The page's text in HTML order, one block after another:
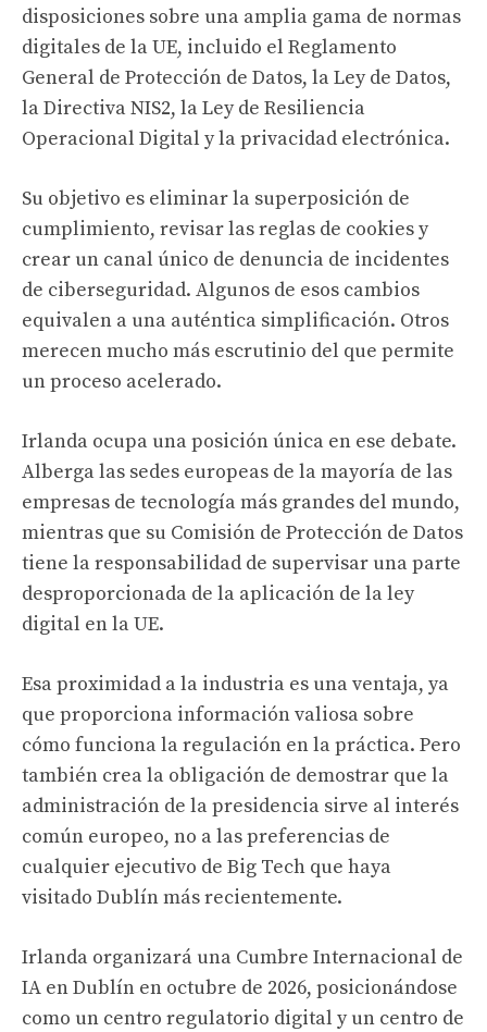
disposiciones sobre una amplia gama de normas
digitales de la UE, incluido el Reglamento
General de Protección de Datos, la Ley de Datos,
la Directiva NIS2, la Ley de Resiliencia
Operacional Digital y la privacidad electrónica.
Su objetivo es eliminar la superposición de
cumplimiento, revisar las reglas de cookies y
crear un canal único de denuncia de incidentes
de ciberseguridad. Algunos de esos cambios
equivalen a una auténtica simplificación. Otros
merecen mucho más escrutinio del que permite
un proceso acelerado.
Irlanda ocupa una posición única en ese debate.
Alberga las sedes europeas de la mayoría de las
empresas de tecnología más grandes del mundo,
mientras que su Comisión de Protección de Datos
tiene la responsabilidad de supervisar una parte
desproporcionada de la aplicación de la ley
digital en la UE.
Esa proximidad a la industria es una ventaja, ya
que proporciona información valiosa sobre
cómo funciona la regulación en la práctica. Pero
también crea la obligación de demostrar que la
administración de la presidencia sirve al interés
común europeo, no a las preferencias de
cualquier ejecutivo de Big Tech que haya
visitado Dublín más recientemente.
Irlanda organizará una Cumbre Internacional de
IA en Dublín en octubre de 2026, posicionándose
como un centro regulatorio digital y un centro de